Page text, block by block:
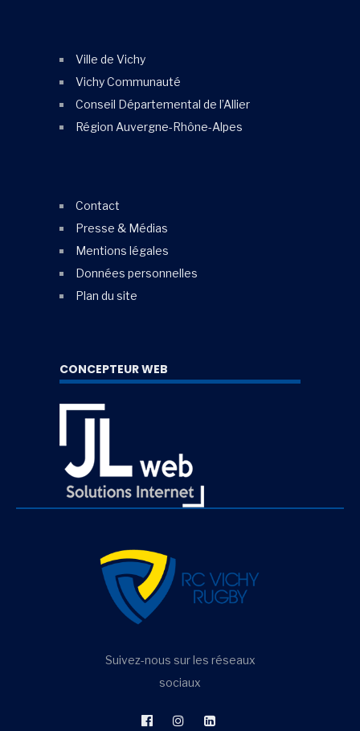
Ville de Vichy
Vichy Communauté
Conseil Départemental de l’Allier
Région Auvergne-Rhône-Alpes
Contact
Presse & Médias
Mentions légales
Données personnelles
Plan du site
CONCEPTEUR WEB
Suivez-nous sur les réseaux
sociaux